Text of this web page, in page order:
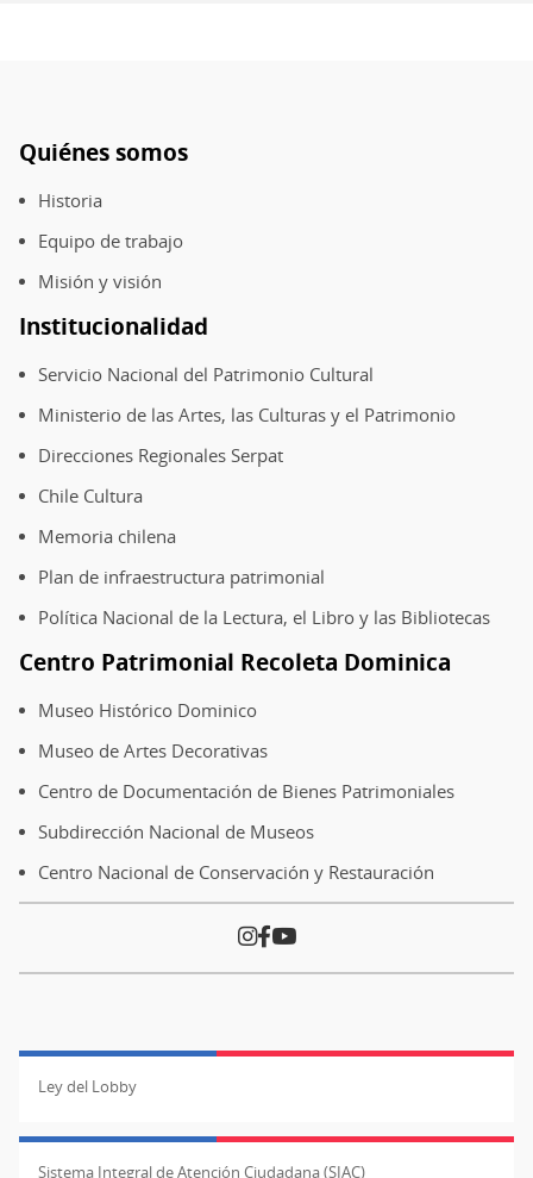
Pie
de
página
Quiénes somos
Historia
Equipo de trabajo
Misión y visión
Institucionalidad
Servicio Nacional del Patrimonio Cultural
Ministerio de las Artes, las Culturas y el Patrimonio
Direcciones Regionales Serpat
Chile Cultura
Memoria chilena
Plan de infraestructura patrimonial
Política Nacional de la Lectura, el Libro y las Bibliotecas
Centro Patrimonial Recoleta Dominica
Museo Histórico Dominico
Museo de Artes Decorativas
Centro de Documentación de Bienes Patrimoniales
Subdirección Nacional de Museos
Centro Nacional de Conservación y Restauración
Ley del Lobby
Sistema Integral de Atención Ciudadana (SIAC)